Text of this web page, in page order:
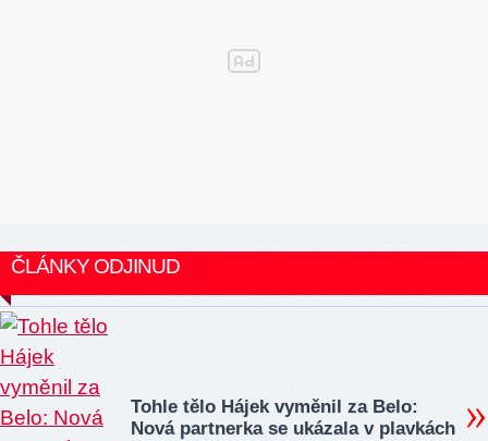
ČLÁNKY ODJINUD
Tohle tělo Hájek vyměnil za Belo:
Nová partnerka se ukázala v plavkách